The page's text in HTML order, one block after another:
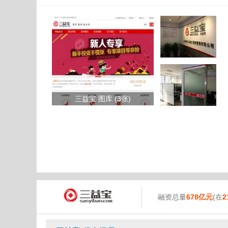
三益宝 图库 (3张)
融资总量678亿元(在